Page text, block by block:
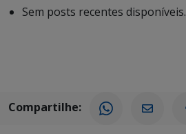
Sem posts recentes disponíveis.
Compartilhe: